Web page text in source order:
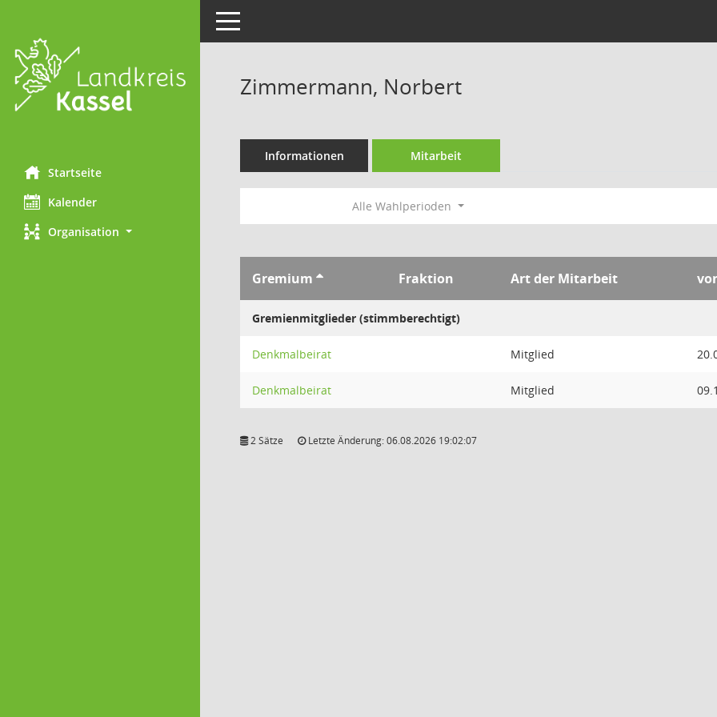
Startseite
Kalender
Organisation
Toggle navigation
Zimmermann, Norbert
Informationen Mitarbeit
Alle Wahlperioden
Gremium Fraktion Art der Mitarbeit
Gremienmitglieder (stimmberechtigt)
Denkmalbeirat Mitglied
Denkmalbeirat Mitglied
2 Sätze Letzte Änderung: 06.08.2026 19:02:07